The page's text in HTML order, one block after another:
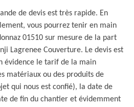
de devis est très rapide. En
vous pourrez tenir en main
01510 sur mesure de la part
Lagrenee Couverture. Le devis est
évidence le tarif de la main
matériaux ou des produits de
qui nous est confié), la date de
de fin du chantier et évidemment